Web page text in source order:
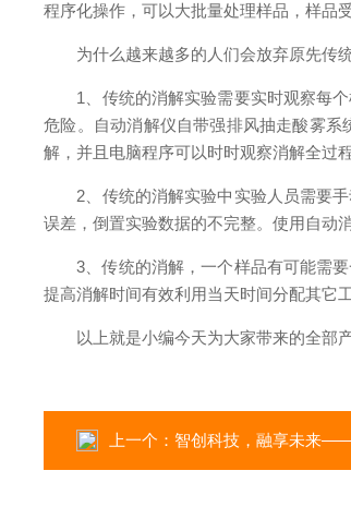
程序化操作，可以大批量处理样品，样品
为什么越来越多的人们会放弃原先传统的
1、传统的消解实验需要实时观察每个
危险。自动消解仪自带强排风抽走酸雾系
解，并且电脑程序可以时时观察消解全过程
2、传统的消解实验中实验人员需要手动
误差，倒置实验数据的不完整。使用自
3、传统的消解，一个样品有可能需要
提高消解时间有效利用当天时间分配其它工作
以上就是小编今天为大家带来的全部产品介
上一个： 智创科技，融享未